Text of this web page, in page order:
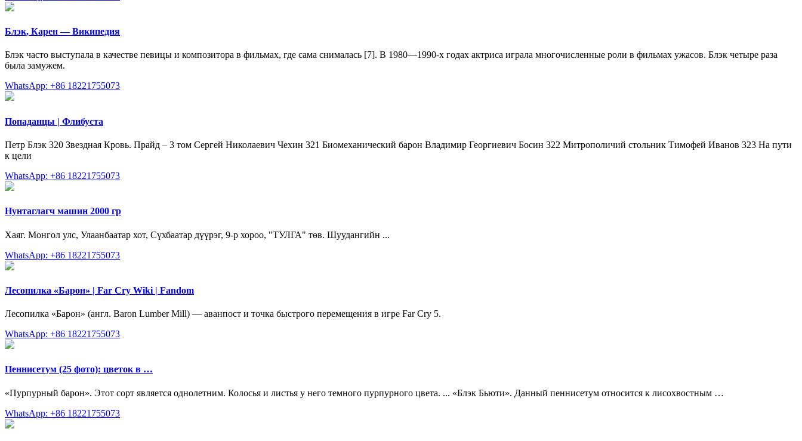
Блэк, Карен — Википедия
Блэк часто выступала в качестве певицы и композитора в фильмах, где сама снималась [7]. В 1980—1990-х годах актриса играла многочисленные роли в фильмах ужасов. Блэк четыре раза
была замужем.
WhatsApp: +86 18221755073
Попаданцы | Флибуста
Петр Блэк 320 Звездная Кровь. Прайд – 3 том Сергей Николаевич Чехин 321 Биомеханический барон Владимир Георгиевич Босин 322 Митрополичий стольник Тимофей Иванов 323 На пути
к цели
WhatsApp: +86 18221755073
Нунтаглагч машин 2000 гр
Хаяг. Монгол улс, Улаанбаатар хот, Сүхбаатар дүүрэг, 9-р хороо, "ТУЛГА" төв. Шуудангийн ...
WhatsApp: +86 18221755073
Лесопилка «Барон» | Far Cry Wiki | Fandom
Лесопилка «Барон» (англ. Baron Lumber Mill) — аванпост и точка быстрого перемещения в игре Far Cry 5.
WhatsApp: +86 18221755073
Пеннисетум (25 фото): цветок в …
«Пурпурный барон». Этот сорт является однолетним. Колосья и листья у него темного пурпурного цвета. ... «Блэк Бьюти». Данный пеннисетум относится к лисохвостным …
WhatsApp: +86 18221755073